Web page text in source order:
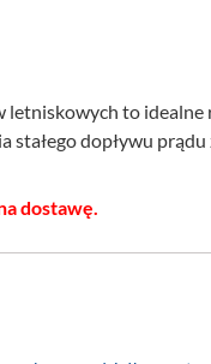
letniskowych to idealne
stałego dopływu prądu
dostawę.